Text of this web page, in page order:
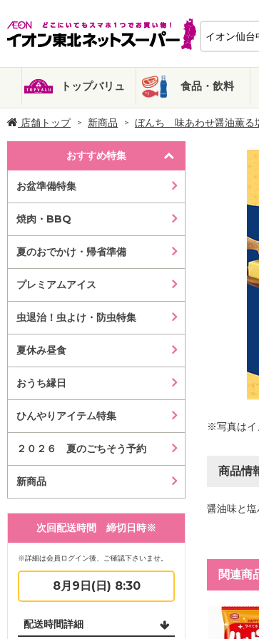
トップバリュ 食品・飲料
店舗トップ 新商品 ぼんち 味あわせ醤油薫
おすすめ特集
お盆準備特集
焼肉・BBQ
夏のおでかけ・帰省準備
プレミアムアイス
虫退治！虫よけ・防虫特集
夏休み昼食
おうち縁日
ひんやりアイテム特集
２０２６ 夏のごちそう予約
新商品
次回配送時間 締切日時※
※詳細は会員ログイン後、ご確認下さいませ。
8月9日(日) 8:30
配送時間詳細
※写真はイ
商品情
醤油味と塩
関連商